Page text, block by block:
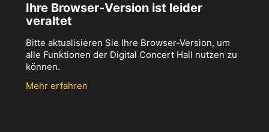
Ihre Browser-Version ist leider
veraltet
Bitte aktualisieren Sie Ihre Browser-Version, um
alle Funktionen der Digital Concert Hall nutzen zu
können.
Mehr erfahren